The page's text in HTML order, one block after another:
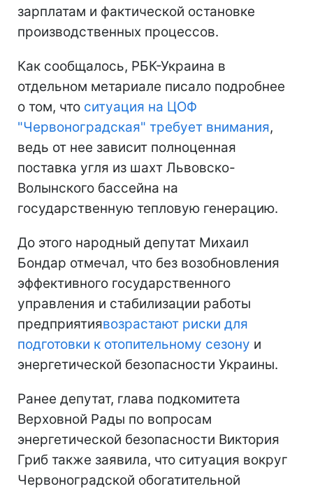
зарплатам и фактической остановке
производственных процессов.
Как сообщалось, РБК-Украина в
отдельном метариале писало подробнее
о том, что ситуация на ЦОФ
"Червоноградская" требует внимания,
ведь от нее зависит полноценная
поставка угля из шахт Львовско-
Волынского бассейна на
государственную тепловую генерацию.
До этого народный депутат Михаил
Бондар отмечал, что без возобновления
эффективного государственного
управления и стабилизации работы
предприятиявозрастают риски для
подготовки к отопительному сезону и
энергетической безопасности Украины.
Ранее депутат, глава подкомитета
Верховной Рады по вопросам
энергетической безопасности Виктория
Гриб также заявила, что ситуация вокруг
Червоноградской обогатительной